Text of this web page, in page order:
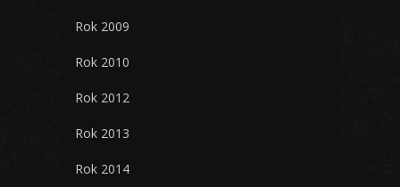
Rok 2009
Rok 2010
Rok 2012
Rok 2013
Rok 2014